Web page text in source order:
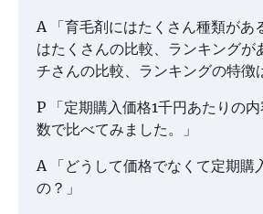
A 「育毛剤にはたくさん種類があ
はたくさんの比較、ランキングが
チさんの比較、ランキングの特徴
P 「定期購入価格1千円あたりの
数で比べてみました。」
A 「どうして価格でなくて定期購
の？」